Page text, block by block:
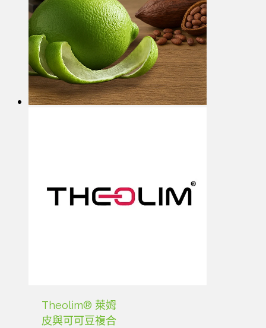
Theolim® 萊姆
皮與可可豆複合